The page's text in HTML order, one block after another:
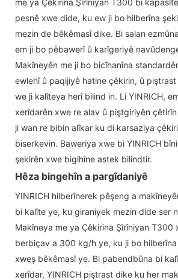
pesnê xwe dide, ku ew ji bo hilberîna
mezin de bêkêmasî dike. Bi salan
em ji bo pêbawerî û karîgeriyê
Makîneyên me ji bo bicîhanîna
ewlehî û paqijiyê hatine çêkirin, û
we ji kalîteya herî bilind in. Li YINRICH,
xerîdarên xwe re alav û piştgiriyên
ji wan re bibin alîkar ku di karsaziya
biserkevin. Baweriya xwe bi YINRICH
şekirên xwe bigihîne astek bilindtir.
Hêza bingehîn a pargîdaniyê
YINRICH hilberînerek pêşeng a
bi kalîte ye, ku giraniyek mezin dide ser
Makîneya me ya Çêkirina Şîrîniyan T300
berbiçav a 300 kg/h ye, ku ji bo
xweş bêkêmasî ye. Bi pabendbûna bi
xerîdar, YINRICH piştrast dike ku her